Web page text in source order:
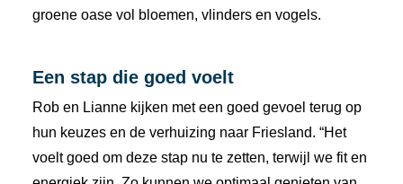
groene oase vol bloemen, vlinders en vogels.
Een stap die goed voelt
Rob en Lianne kijken met een goed gevoel terug op
hun keuzes en de verhuizing naar Friesland. “Het
voelt goed om deze stap nu te zetten, terwijl we fit en